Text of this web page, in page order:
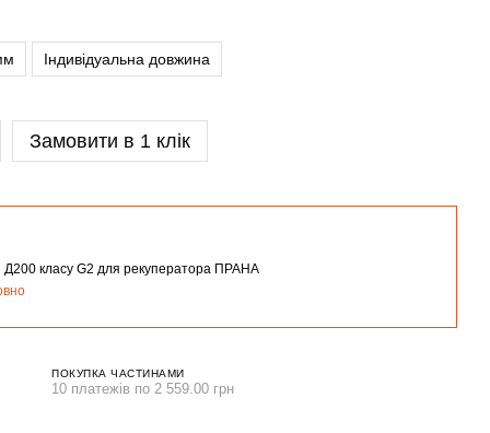
Індивідуальна довжина
Замовити в 1 клік
Д200 класу G2 для рекуператора ПРАНА
ПОКУПКА ЧАСТИНАМИ
10 платежів по 2 559.00 грн